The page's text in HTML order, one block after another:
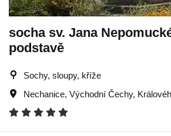
socha sv. Jana
podstavě
Sochy, sloupy, kříže
Nechanice, Východní Čechy,